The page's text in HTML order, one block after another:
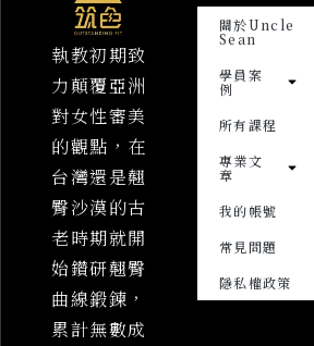
執教初期致
力顛覆亞洲
對女性審美
的觀點，在
台灣還是翹
臀沙漠的古
老時期就開
始鑽研翹臀
曲線鍛鍊，
累計無數成
關於Uncle
Sean
學員案
例
所有課程
專業文
章
我的帳號
常見問題
隱私權政策